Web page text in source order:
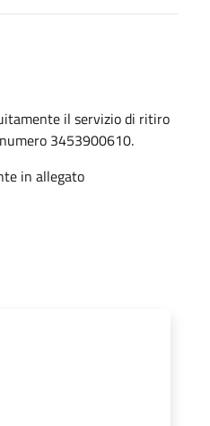
il servizio di ritiro
3453900610.
in allegato